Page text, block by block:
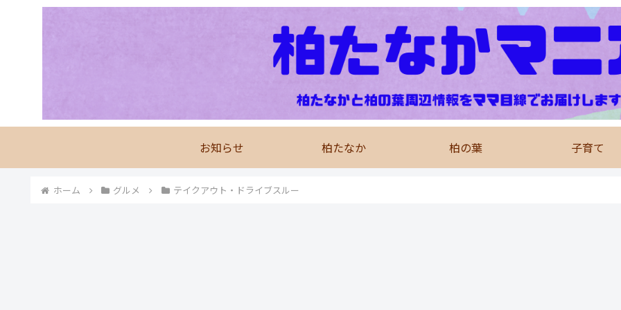
お知らせ 柏たなか 柏の葉 子育て
ホーム グルメ テイクアウト・ドライブスルー